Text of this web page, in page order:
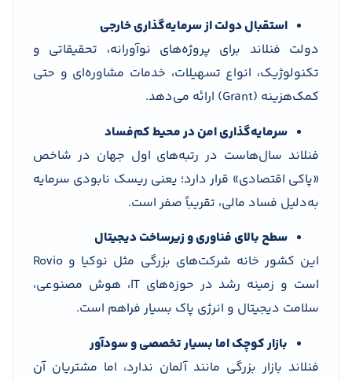
استقبال دولت از سرمایه‌گذاری خارجی
دولت فنلاند برای پروژه‌های نوآورانه، تحقیقاتی و
تکنولوژیک، انواع تسهیلات، خدمات مشاوره‌ای و حتی
کمک‌هزینه (Grant) ارائه می‌دهد.
سرمایه‌گذاری امن در محیط کم‌فساد
فنلاند سال‌هاست در رتبه‌های اول جهان در شاخص
«پاکی اقتصادی» قرار دارد؛ یعنی ریسک نابودی سرمایه
به‌دلیل فساد مالی، تقریباً صفر است.
سطح بالای فناوری و زیرساخت دیجیتال
این کشور خانه شرکت‌های بزرگی مثل نوکیا و Rovio
است و زمینه رشد در حوزه‌های IT، هوش مصنوعی،
سلامت دیجیتال و انرژی پاک بسیار فراهم است.
بازار کوچک اما بسیار تخصصی و سودآور
فنلاند بازار بزرگی مانند آلمان ندارد، اما مشتریان آن